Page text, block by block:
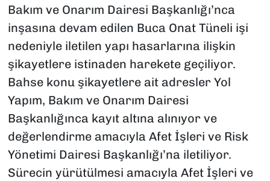
Bakım ve Onarım Dairesi Başkanlığı’nca
inşasına devam edilen Buca Onat Tüneli işi
nedeniyle iletilen yapı hasarlarına ilişkin
şikayetlere istinaden harekete geçiliyor.
Bahse konu şikayetlere ait adresler Yol
Yapım, Bakım ve Onarım Dairesi
Başkanlığınca kayıt altına alınıyor ve
değerlendirme amacıyla Afet İşleri ve Risk
Yönetimi Dairesi Başkanlığı’na iletiliyor.
Sürecin yürütülmesi amacıyla Afet İşleri ve